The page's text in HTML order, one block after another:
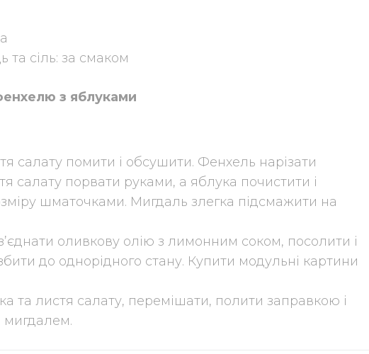
сіль: за смаком
з яблуками
салату помити і обсушити. Фенхель нарізати
салату порвати руками, а яблука почистити і
шматочками. Мигдаль злегка підсмажити на
оливкову олію з лимонним соком, посолити і
до однорідного стану. Купити модульні картини
та листя салату, перемішати, полити заправкою і